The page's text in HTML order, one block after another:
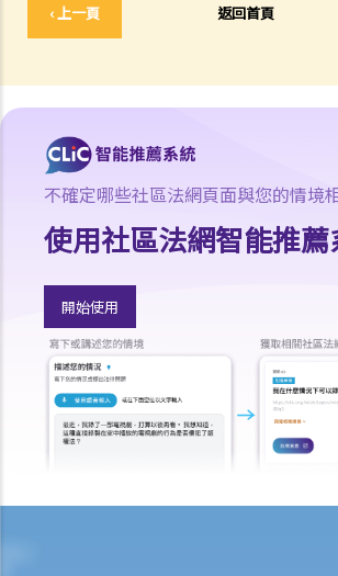
‹ 上一頁 返回首頁
12. 如果我的同事公然取笑某弱智的同事而他 / 她
行為？
住的親人是弱智人士後，即拒絕租出房屋。該業
條例》？
精神病患者 / 精神病康復者
14. 僱主可否因為我患有精神病，而拒絕聘用我、
僱我？
聽覺受損者或視障人士
16. 聽覺受損人士可以配戴助聽器參加面試嗎？
17. 僱主可否因我有視覺障礙，而以工作環境會對
拒絕聘用我？
長期病患者
不確定哪些社區法網頁面與您的情境
使用社區法網智能推薦
開始使用